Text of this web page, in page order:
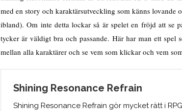
med en story och karaktärsutveckling som känns
ibland). Om inte detta lockar så är spelet en fröjd att se
tycker är väldigt bra och passande. Här har man ett
mellan alla karaktärer och se vem som klickar och vem
Shining Resonance Refrain
Shining Resonance Refrain gör mycket rätt i